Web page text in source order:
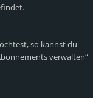
so kannst du
verwalten“